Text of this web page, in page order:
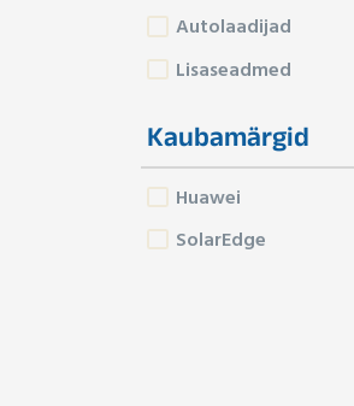
Autolaadijad
Lisaseadmed
Kaubamärgid
Huawei
SolarEdge